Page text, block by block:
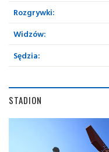
Rozgrywki:
Widzów:
Sędzia:
STADION